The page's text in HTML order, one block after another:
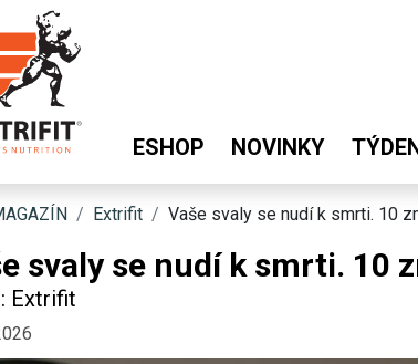
ESHOP NOVINKY
Extrifit Vaše svaly se nudí k smrti. 10
svaly se nudí k smrti. 10
Extrifit